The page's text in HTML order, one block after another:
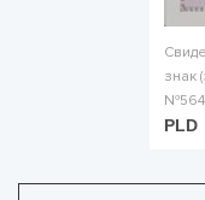
знак
PLD